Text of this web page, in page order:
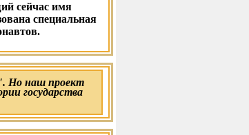
сейчас имя
специальная
Но наш проект
государства